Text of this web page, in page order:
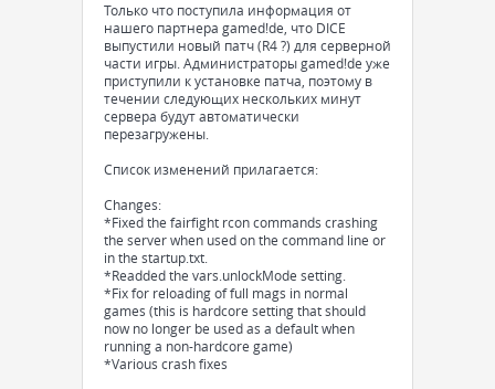
Только что поступила информация от
нашего партнера gamed!de, что DICE
выпустили новый патч (R4 ?) для серверной
части игры. Администраторы gamed!de уже
приступили к установке патча, поэтому в
течении следующих нескольких минут
сервера будут автоматически
перезагружены.
Список изменений прилагается:
Changes:
*Fixed the fairfight rcon commands crashing
the server when used on the command line or
in the startup.txt.
*Readded the vars.unlockMode setting.
*Fix for reloading of full mags in normal
games (this is hardcore setting that should
now no longer be used as a default when
running a non-hardcore game)
*Various crash fixes